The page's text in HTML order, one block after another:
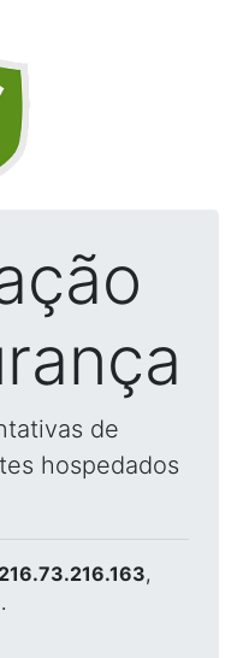
de
hospedados
216.73.216.163,